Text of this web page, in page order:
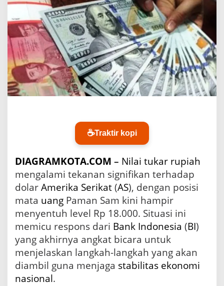
a
M
a
t
a
U
a
n
g
P
n
S
a
m
H
a
m
i
r
S
n
t
u
h
☕Traktir kopi
DIAGRAMKOTA.COM – Nilai tukar rupiah
mengalami tekanan signifikan terhadap
dolarAmerika Serikat(AS), dengan posisi
mata uang Paman Sam kini hampir
menyentuh level Rp 18.000. Situasi ini
memicu respons dari Bank Indonesia (BI)
yang akhirnya angkat bicara untuk
menjelaskan langkah-langkah yang akan
diambil guna menjaga stabilitas ekonomi
nasional.